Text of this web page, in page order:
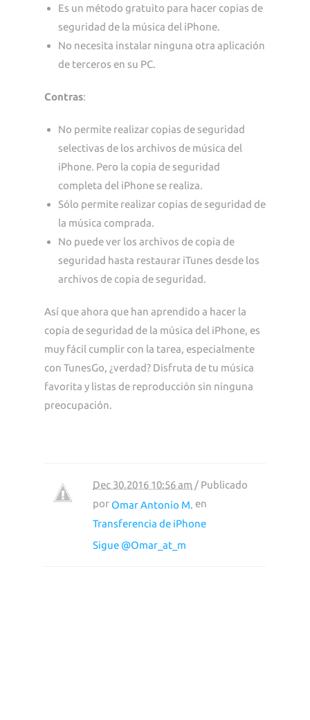
Es un método gratuito para hacer copias de
seguridad de la música del iPhone.
No necesita instalar ninguna otra aplicación
de terceros en su PC.
Contras:
No permite realizar copias de seguridad
selectivas de los archivos de música del
iPhone. Pero la copia de seguridad
completa del iPhone se realiza.
Sólo permite realizar copias de seguridad de
la música comprada.
No puede ver los archivos de copia de
seguridad hasta restaurar iTunes desde los
archivos de copia de seguridad.
Así que ahora que han aprendido a hacer la
copia de seguridad de la música del iPhone, es
muy fácil cumplir con la tarea, especialmente
con TunesGo, ¿verdad? Disfruta de tu música
favorita y listas de reproducción sin ninguna
preocupación.
Dec 30,2016 10:56 am / Publicado
por Omar Antonio M. en
Transferencia de iPhone
Sigue @Omar_at_m